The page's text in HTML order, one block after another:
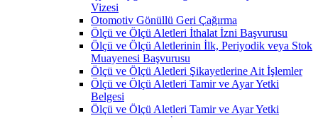
Vizesi
Otomotiv Gönüllü Geri Çağırma
Ölçü ve Ölçü Aletleri İthalat İzni Başvurusu
Ölçü ve Ölçü Aletlerinin İlk, Periyodik veya Stok
Muayenesi Başvurusu
Ölçü ve Ölçü Aletleri Şikayetlerine Ait İşlemler
Ölçü ve Ölçü Aletleri Tamir ve Ayar Yetki
Belgesi
Ölçü ve Ölçü Aletleri Tamir ve Ayar Yetki